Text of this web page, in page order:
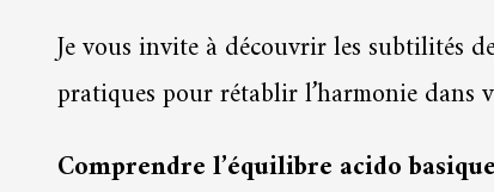
Je vous invite à découvrir les subtilités
pratiques pour rétablir l’harmonie dans
Comprendre l’équilibre acido